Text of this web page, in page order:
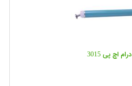
درام اچ پی 3015